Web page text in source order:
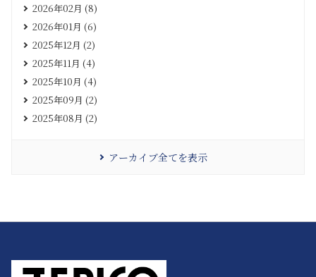
2026年02月 (8)
2026年01月 (6)
2025年12月 (2)
2025年11月 (4)
2025年10月 (4)
2025年09月 (2)
2025年08月 (2)
アーカイブ全てを表示